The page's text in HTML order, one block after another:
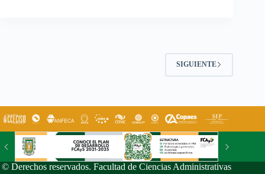
SIGUIENTE
© Derechos reservados. Facultad de Ciencias Administrativas